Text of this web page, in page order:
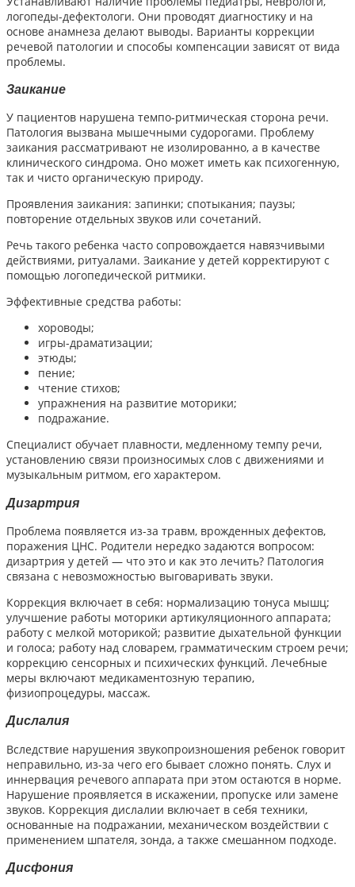
логопеды-дефектологи. Они проводят диагностику и на
основе анамнеза делают выводы. Варианты коррекции
речевой патологии и способы компенсации зависят от вида
проблемы.
Заикание
У пациентов нарушена темпо-ритмическая сторона речи.
Патология вызвана мышечными судорогами. Проблему
заикания рассматривают не изолированно, а в качестве
клинического синдрома. Оно может иметь как психогенную,
так и чисто органическую природу.
Проявления заикания: запинки; спотыкания; паузы;
повторение отдельных звуков или сочетаний.
Речь такого ребенка часто сопровождается навязчивыми
действиями, ритуалами. Заикание у детей корректируют с
помощью логопедической ритмики.
Эффективные средства работы:
хороводы;
игры-драматизации;
этюды;
пение;
чтение стихов;
упражнения на развитие моторики;
подражание.
Специалист обучает плавности, медленному темпу речи,
установлению связи произносимых слов с движениями и
музыкальным ритмом, его характером.
Дизартрия
Проблема появляется из-за травм, врожденных дефектов,
поражения ЦНС. Родители нередко задаются вопросом:
дизартрия у детей — что это и как это лечить? Патология
связана с невозможностью выговаривать звуки.
Коррекция включает в себя: нормализацию тонуса мышц;
улучшение работы моторики артикуляционного аппарата;
работу с мелкой моторикой; развитие дыхательной функции
и голоса; работу над словарем, грамматическим строем речи;
коррекцию сенсорных и психических функций. Лечебные
меры включают медикаментозную терапию,
физиопроцедуры, массаж.
Дислалия
Вследствие нарушения звукопроизношения ребенок говорит
неправильно, из-за чего его бывает сложно понять. Слух и
иннервация речевого аппарата при этом остаются в норме.
Нарушение проявляется в искажении, пропуске или замене
звуков. Коррекция дислалии включает в себя техники,
основанные на подражании, механическом воздействии с
применением шпателя, зонда, а также смешанном подходе.
Дисфония